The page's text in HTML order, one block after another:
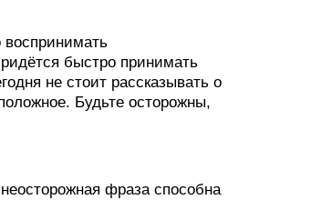
воспринимать
быстро принимать
не стоит рассказывать о
Будьте осторожны,
фраза способна